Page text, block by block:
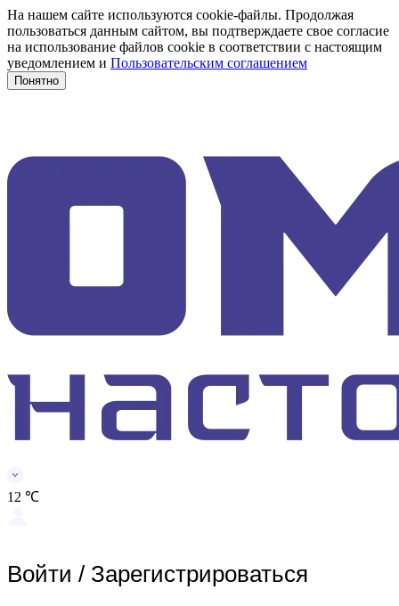
На нашем сайте используются cookie-файлы. Продолжая
пользоваться данным сайтом, вы подтверждаете свое согласие
на использование файлов cookie в соответствии с настоящим
уведомлением и Пользовательским соглашением
Понятно
12 ℃
Войти / Зарегистрироваться